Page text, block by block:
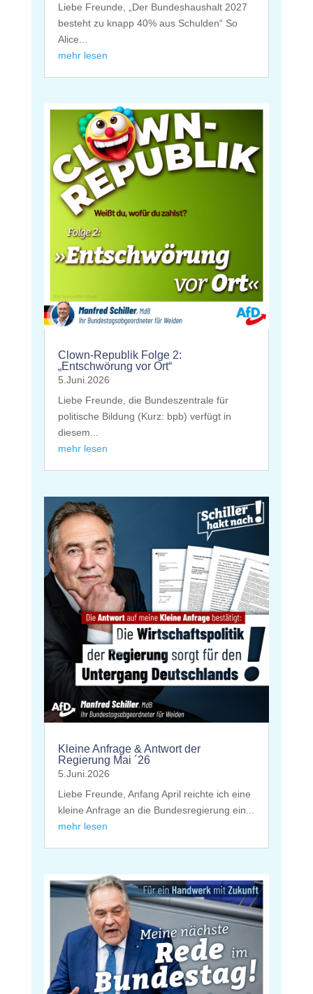
Liebe Freunde, „Der Bundeshaushalt 2027
besteht zu knapp 40% aus Schulden“ So
Alice...
mehr lesen
Clown-Republik Folge 2:
„Entschwörung vor Ort“
5.Juni.2026
Liebe Freunde, die Bundeszentrale für
politische Bildung (Kurz: bpb) verfügt in
diesem...
mehr lesen
Kleine Anfrage & Antwort der
Regierung Mai ´26
5.Juni.2026
Liebe Freunde, Anfang April reichte ich eine
kleine Anfrage an die Bundesregierung ein...
mehr lesen